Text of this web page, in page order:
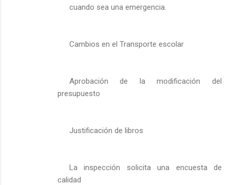
cuando sea una emergencia.
Cambios en el Transporte escolar
Aprobación de la modificación del
presupuesto
Justificación de libros
La inspección solicita una encuesta de
calidad